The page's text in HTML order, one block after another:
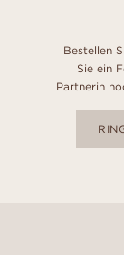
Bestellen
Sie ein
Partnerin